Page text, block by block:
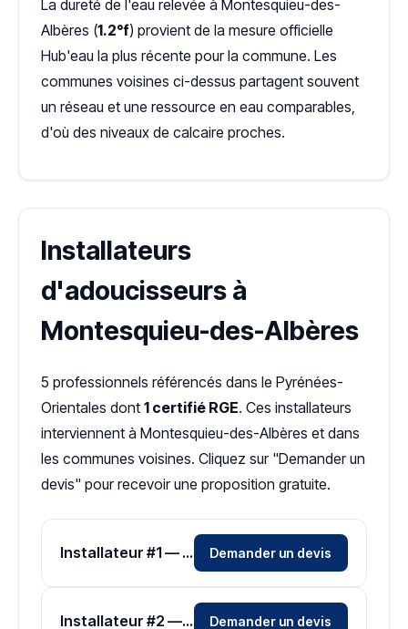
La dureté de l'eau relevée à Montesquieu-des-
Albères (1.2°f) provient de la mesure officielle
Hub'eau la plus récente pour la commune. Les
communes voisines ci-dessus partagent souvent
un réseau et une ressource en eau comparables,
d'où des niveaux de calcaire proches.
Installateurs
d'adoucisseurs à
Montesquieu-des-Albères
5 professionnels référencés dans le Pyrénées-
Orientales dont 1 certifié RGE. Ces installateurs
interviennent à Montesquieu-des-Albères et dans
les communes voisines. Cliquez sur "Demander un
devis" pour recevoir une proposition gratuite.
Installateur #1 — Zone Pyrénées-Orientales Demander un devis
Installateur #2 — Zone Pyrénées-Orientales Demander un devis